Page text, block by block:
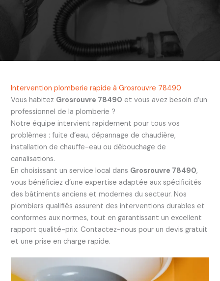
Intervention plomberie rapide à Grosrouvre 78490
Vous habitez Grosrouvre 78490 et vous avez besoin d’un
professionnel de la plomberie ?
Notre équipe intervient rapidement pour tous vos
problèmes : fuite d’eau, dépannage de chaudière,
installation de chauffe-eau ou débouchage de
canalisations.
En choisissant un service local dans Grosrouvre 78490,
vous bénéficiez d’une expertise adaptée aux spécificités
des bâtiments anciens et modernes du secteur. Nos
plombiers qualifiés assurent des interventions durables et
conformes aux normes, tout en garantissant un excellent
rapport qualité-prix. Contactez-nous pour un devis gratuit
et une prise en charge rapide.